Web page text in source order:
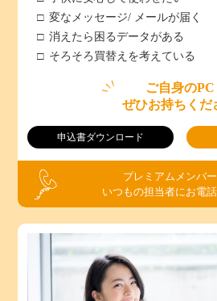
変なメッセージ/ メールが届く
消えたら困るデータがある
そろそろ買替えを考えている
ご自身のPC
ぜひお持ちくだ
申込書ダウンロード
プレミアムメンバ
いつもの担当者にお電